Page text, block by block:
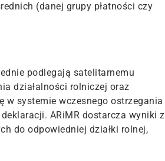
(danej grupy płatności czy
podlegają satelitarnemu
działalności rolniczej oraz
w systemie wczesnego ostrzegania
. ARiMR dostarcza wyniki z
do odpowiedniej działki rolnej,